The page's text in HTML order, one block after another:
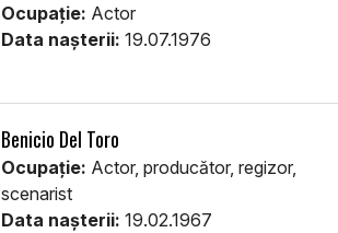
Ocupație: Actor
Data nașterii: 19.07.1976
Benicio Del Toro
Ocupație: Actor, producător, regizor,
scenarist
Data nașterii: 19.02.1967